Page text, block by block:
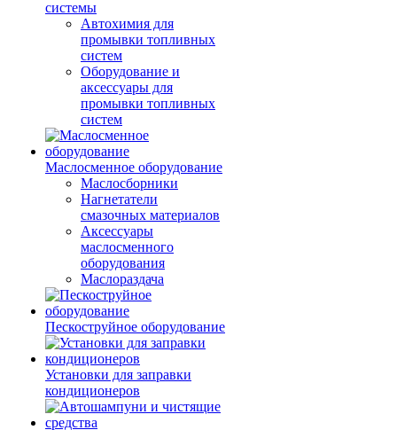
системы
Автохимия для
промывки топливных
систем
Оборудование и
аксессуары для
промывки топливных
систем
Маслосменное оборудование
Маслосборники
Нагнетатели
смазочных материалов
Аксессуары
маслосменного
оборудования
Маслораздача
Пескоструйное оборудование
Установки для заправки
кондиционеров